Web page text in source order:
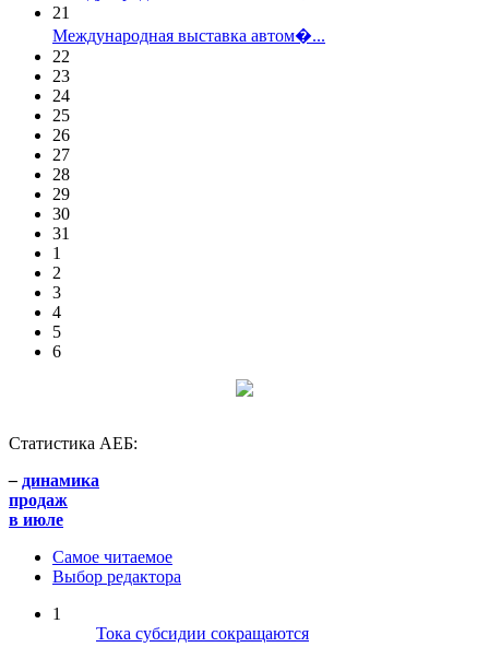
21
Международная выставка автом�...
22
23
24
25
26
27
28
29
30
31
1
2
3
4
5
6
Статистика АЕБ:
– динамика
продаж
в июле
Самое читаемое
Выбор редактора
1
Тока субсидии сокращаются